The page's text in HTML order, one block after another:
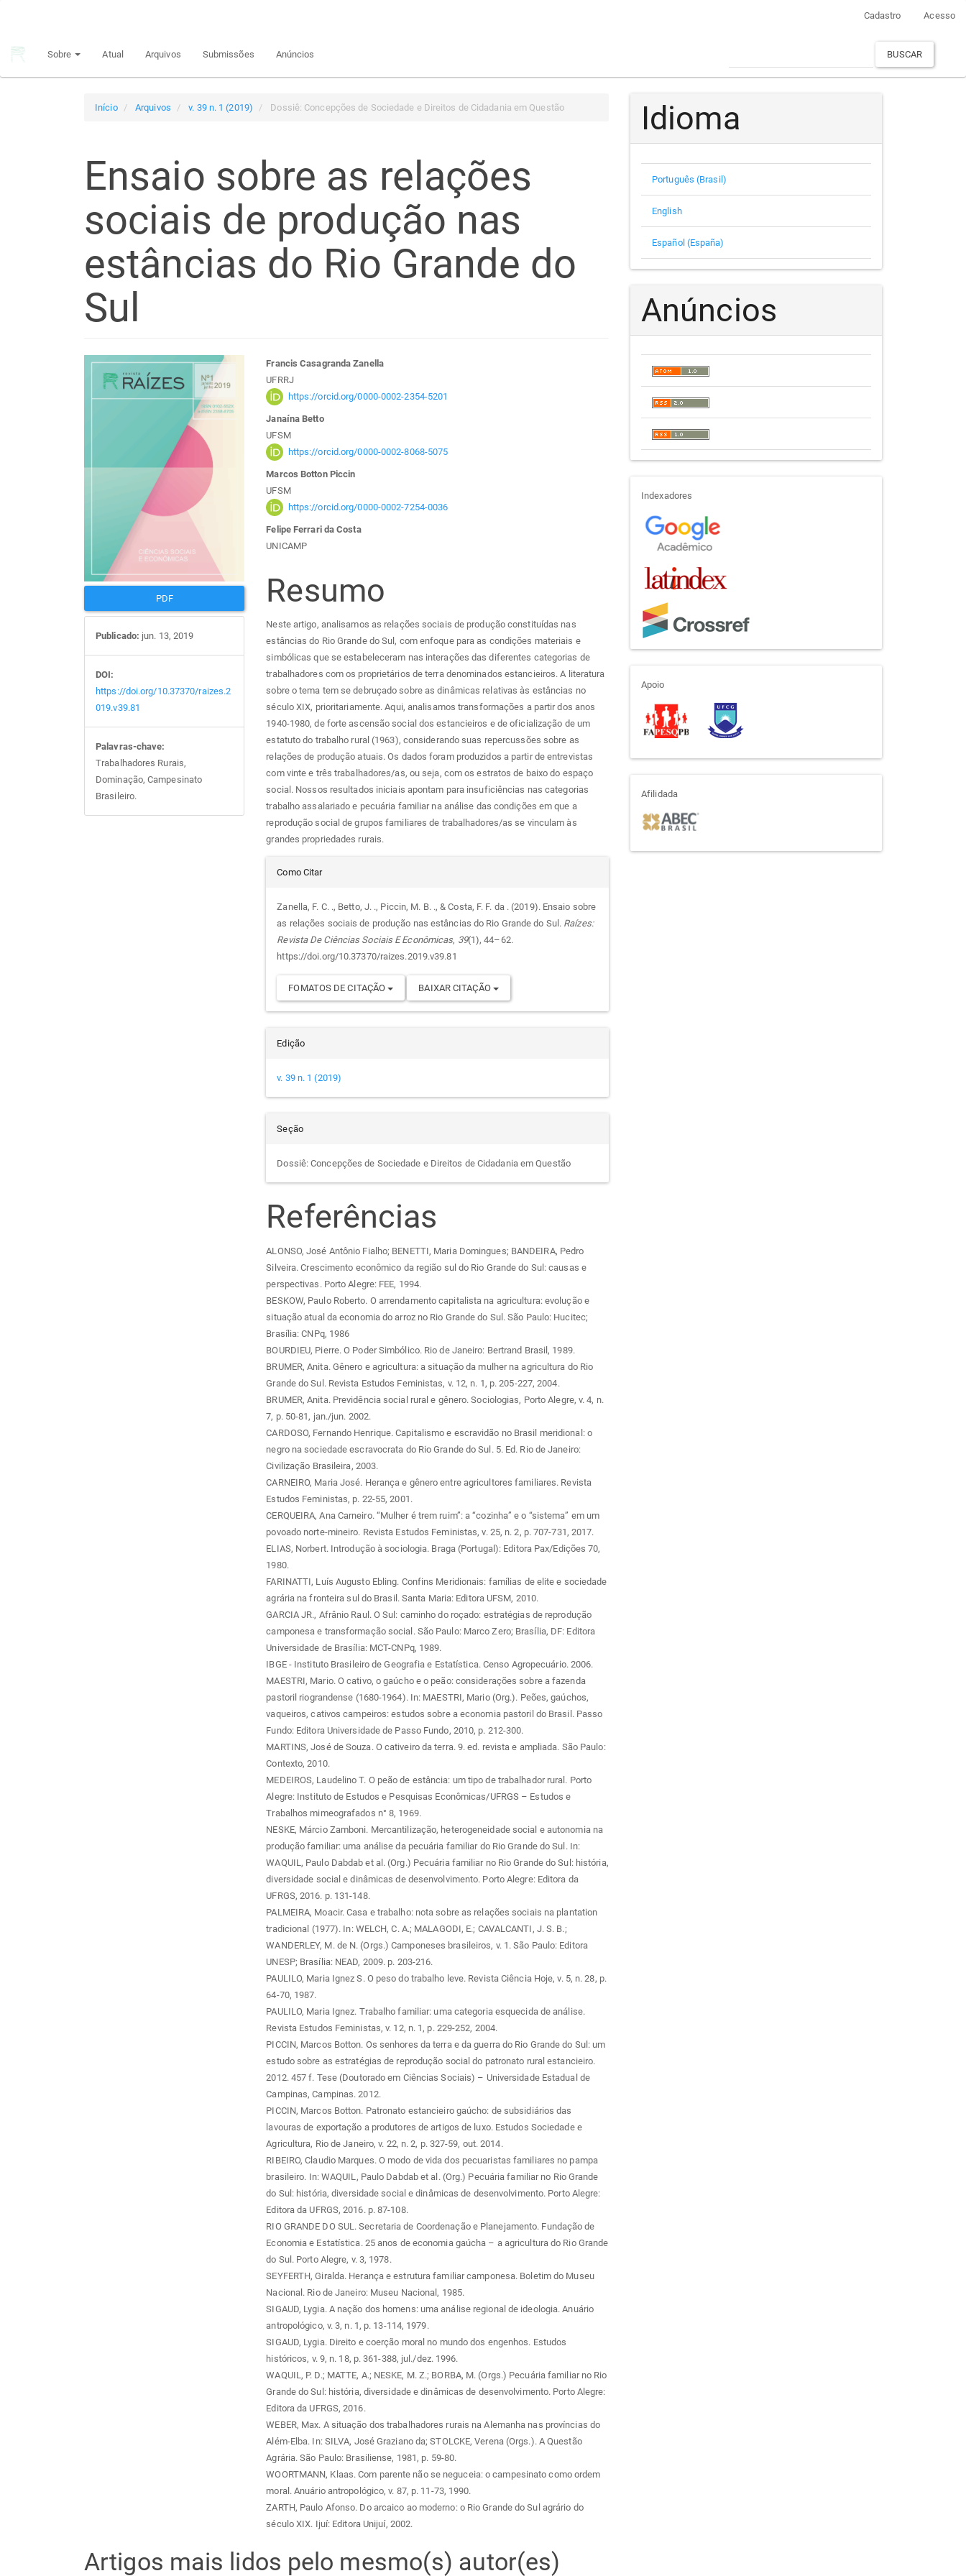
principal
Cadastro Acesso
Sobre Atual Arquivos Submissões Anúncios BUSCAR
Início Arquivos v. 39 n. 1 (2019) Dossiê: Concepções de Sociedade e Direitos de Cidadania em Questão
Ensaio sobre as relações
sociais de produção nas
estâncias do Rio Grande do
Sul
Barra
lateral
artigos
PDF
Publicado: jun. 13, 2019
DOI:
https://doi.org/10.37370/raizes.2
019.v39.81
Palavras-chave:
Trabalhadores Rurais,
Dominação, Campesinato
Brasileiro.
Conteúdo
do
artigo
principal
Francis Casagranda Zanella
UFRRJ
https://orcid.org/0000-0002-2354-5201
Janaína Betto
UFSM
https://orcid.org/0000-0002-8068-5075
Marcos Botton Piccin
UFSM
https://orcid.org/0000-0002-7254-0036
Felipe Ferrari da Costa
UNICAMP
Resumo
Neste artigo, analisamos as relações sociais de produção constituídas nas
estâncias do Rio Grande do Sul, com enfoque para as condições materiais e
simbólicas que se estabeleceram nas interações das diferentes categorias de
trabalhadores com os proprietários de terra denominados estancieiros. A literatura
sobre o tema tem se debruçado sobre as dinâmicas relativas às estâncias no
século XIX, prioritariamente. Aqui, analisamos transformações a partir dos anos
1940-1980, de forte ascensão social dos estancieiros e de oficialização de um
estatuto do trabalho rural (1963), considerando suas repercussões sobre as
relações de produção atuais. Os dados foram produzidos a partir de entrevistas
com vinte e três trabalhadores/as, ou seja, com os estratos de baixo do espaço
social. Nossos resultados iniciais apontam para insuficiências nas categorias
trabalho assalariado e pecuária familiar na análise das condições em que a
reprodução social de grupos familiares de trabalhadores/as se vinculam às
grandes propriedades rurais.
Detalhes
do
artigo
Como Citar
Zanella, F. C. ., Betto, J. ., Piccin, M. B. ., & Costa, F. F. da . (2019). Ensaio sobre
as relações sociais de produção nas estâncias do Rio Grande do Sul. Raízes:
Revista De Ciências Sociais E Econômicas, 39(1), 44–62.
https://doi.org/10.37370/raizes.2019.v39.81
FOMATOS DE CITAÇÃO BAIXAR CITAÇÃO
Edição
v. 39 n. 1 (2019)
Seção
Dossiê: Concepções de Sociedade e Direitos de Cidadania em Questão
Referências
ALONSO, José Antônio Fialho; BENETTI, Maria Domingues; BANDEIRA, Pedro
Silveira. Crescimento econômico da região sul do Rio Grande do Sul: causas e
perspectivas. Porto Alegre: FEE, 1994.
BESKOW, Paulo Roberto. O arrendamento capitalista na agricultura: evolução e
situação atual da economia do arroz no Rio Grande do Sul. São Paulo: Hucitec;
Brasília: CNPq, 1986
BOURDIEU, Pierre. O Poder Simbólico. Rio de Janeiro: Bertrand Brasil, 1989.
BRUMER, Anita. Gênero e agricultura: a situação da mulher na agricultura do Rio
Grande do Sul. Revista Estudos Feministas, v. 12, n. 1, p. 205-227, 2004.
BRUMER, Anita. Previdência social rural e gênero. Sociologias, Porto Alegre, v. 4, n.
7, p. 50-81, jan./jun. 2002.
CARDOSO, Fernando Henrique. Capitalismo e escravidão no Brasil meridional: o
negro na sociedade escravocrata do Rio Grande do Sul. 5. Ed. Rio de Janeiro:
Civilização Brasileira, 2003.
CARNEIRO, Maria José. Herança e gênero entre agricultores familiares. Revista
Estudos Feministas, p. 22-55, 2001.
CERQUEIRA, Ana Carneiro. “Mulher é trem ruim”: a “cozinha” e o “sistema” em um
povoado norte-mineiro. Revista Estudos Feministas, v. 25, n. 2, p. 707-731, 2017.
ELIAS, Norbert. Introdução à sociologia. Braga (Portugal): Editora Pax/Edições 70,
1980.
FARINATTI, Luís Augusto Ebling. Confins Meridionais: famílias de elite e sociedade
agrária na fronteira sul do Brasil. Santa Maria: Editora UFSM, 2010.
GARCIA JR., Afrânio Raul. O Sul: caminho do roçado: estratégias de reprodução
camponesa e transformação social. São Paulo: Marco Zero; Brasília, DF: Editora
Universidade de Brasília: MCT-CNPq, 1989.
IBGE - Instituto Brasileiro de Geografia e Estatística. Censo Agropecuário. 2006.
MAESTRI, Mario. O cativo, o gaúcho e o peão: considerações sobre a fazenda
pastoril riograndense (1680-1964). In: MAESTRI, Mario (Org.). Peões, gaúchos,
vaqueiros, cativos campeiros: estudos sobre a economia pastoril do Brasil. Passo
Fundo: Editora Universidade de Passo Fundo, 2010, p. 212-300.
MARTINS, José de Souza. O cativeiro da terra. 9. ed. revista e ampliada. São Paulo:
Contexto, 2010.
MEDEIROS, Laudelino T. O peão de estância: um tipo de trabalhador rural. Porto
Alegre: Instituto de Estudos e Pesquisas Econômicas/UFRGS – Estudos e
Trabalhos mimeografados n° 8, 1969.
NESKE, Márcio Zamboni. Mercantilização, heterogeneidade social e autonomia na
produção familiar: uma análise da pecuária familiar do Rio Grande do Sul. In:
WAQUIL, Paulo Dabdab et al. (Org.) Pecuária familiar no Rio Grande do Sul: história,
diversidade social e dinâmicas de desenvolvimento. Porto Alegre: Editora da
UFRGS, 2016. p. 131-148.
PALMEIRA, Moacir. Casa e trabalho: nota sobre as relações sociais na plantation
tradicional (1977). In: WELCH, C. A.; MALAGODI, E.; CAVALCANTI, J. S. B.;
WANDERLEY, M. de N. (Orgs.) Camponeses brasileiros, v. 1. São Paulo: Editora
UNESP; Brasília: NEAD, 2009. p. 203-216.
PAULILO, Maria Ignez S. O peso do trabalho leve. Revista Ciência Hoje, v. 5, n. 28, p.
64-70, 1987.
PAULILO, Maria Ignez. Trabalho familiar: uma categoria esquecida de análise.
Revista Estudos Feministas, v. 12, n. 1, p. 229-252, 2004.
PICCIN, Marcos Botton. Os senhores da terra e da guerra do Rio Grande do Sul: um
estudo sobre as estratégias de reprodução social do patronato rural estancieiro.
2012. 457 f. Tese (Doutorado em Ciências Sociais) – Universidade Estadual de
Campinas, Campinas. 2012.
PICCIN, Marcos Botton. Patronato estancieiro gaúcho: de subsidiários das
lavouras de exportação a produtores de artigos de luxo. Estudos Sociedade e
Agricultura, Rio de Janeiro, v. 22, n. 2, p. 327-59, out. 2014.
RIBEIRO, Claudio Marques. O modo de vida dos pecuaristas familiares no pampa
brasileiro. In: WAQUIL, Paulo Dabdab et al. (Org.) Pecuária familiar no Rio Grande
do Sul: história, diversidade social e dinâmicas de desenvolvimento. Porto Alegre:
Editora da UFRGS, 2016. p. 87-108.
RIO GRANDE DO SUL. Secretaria de Coordenação e Planejamento. Fundação de
Economia e Estatística. 25 anos de economia gaúcha – a agricultura do Rio Grande
do Sul. Porto Alegre, v. 3, 1978.
SEYFERTH, Giralda. Herança e estrutura familiar camponesa. Boletim do Museu
Nacional. Rio de Janeiro: Museu Nacional, 1985.
SIGAUD, Lygia. A nação dos homens: uma análise regional de ideologia. Anuário
antropológico, v. 3, n. 1, p. 13-114, 1979.
SIGAUD, Lygia. Direito e coerção moral no mundo dos engenhos. Estudos
históricos, v. 9, n. 18, p. 361-388, jul./dez. 1996.
WAQUIL, P. D.; MATTE, A.; NESKE, M. Z.; BORBA, M. (Orgs.) Pecuária familiar no Rio
Grande do Sul: história, diversidade e dinâmicas de desenvolvimento. Porto Alegre:
Editora da UFRGS, 2016.
WEBER, Max. A situação dos trabalhadores rurais na Alemanha nas províncias do
Além-Elba. In: SILVA, José Graziano da; STOLCKE, Verena (Orgs.). A Questão
Agrária. São Paulo: Brasiliense, 1981, p. 59-80.
WOORTMANN, Klaas. Com parente não se neguceia: o campesinato como ordem
moral. Anuário antropológico, v. 87, p. 11-73, 1990.
ZARTH, Paulo Afonso. Do arcaico ao moderno: o Rio Grande do Sul agrário do
século XIX. Ijuí: Editora Unijuí, 2002.
Artigos mais lidos pelo mesmo(s) autor(es)
Idioma
Português (Brasil)
English
Español (España)
Anúncios
indexadores
Indexadores
apoio
Apoio
afiliada
Afilidada